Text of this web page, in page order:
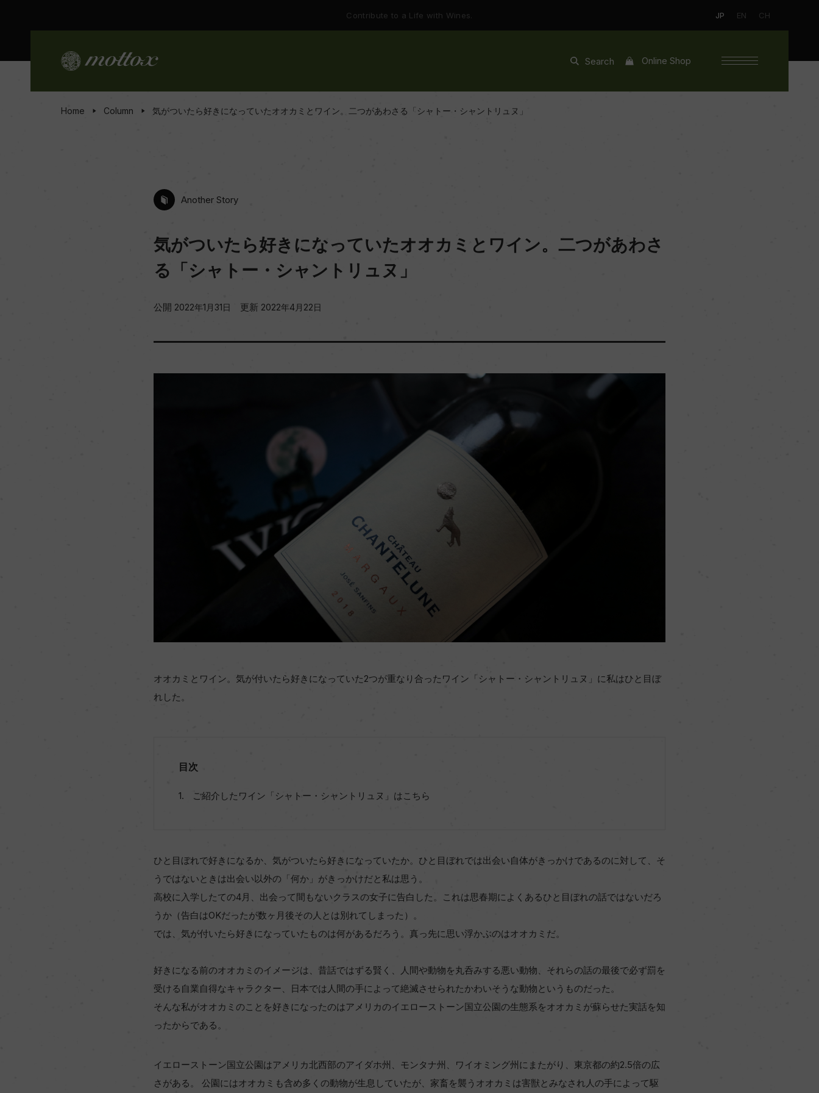
Contribute to a Life with Wines. JP EN CH
Search Online Shop
Home Column 気がついたら好きになっていたオオカミとワイン。二つがあわさる「シャトー・シャントリュヌ」
Another Story
気がついたら好きになっていたオオカミとワイン。二つがあわさ
る「シャトー・シャントリュヌ」
公開 2022年1月31日 更新 2022年4月22日
オオカミとワイン。気が付いたら好きになっていた2つが重なり合ったワイン「シャトー・シャントリュヌ」に私はひと目ぼ
れした。
目次
ご紹介したワイン「シャトー・シャントリュヌ」はこちら
ひと目ぼれで好きになるか、気がついたら好きになっていたか。ひと目ぼれでは出会い自体がきっかけであるのに対して、そ
うではないときは出会い以外の「何か」がきっかけだと私は思う。
高校に入学したての4月、出会って間もないクラスの女子に告白した。これは思春期によくあるひと目ぼれの話ではないだろ
うか（告白はOKだったが数ヶ月後その人とは別れてしまった）。
では、気が付いたら好きになっていたものは何があるだろう。真っ先に思い浮かぶのはオオカミだ。
好きになる前のオオカミのイメージは、昔話ではずる賢く、人間や動物を丸呑みする悪い動物、それらの話の最後で必ず罰を
受ける自業自得なキャラクター、日本では人間の手によって絶滅させられたかわいそうな動物というものだった。
そんな私がオオカミのことを好きになったのはアメリカのイエローストーン国立公園の生態系をオオカミが蘇らせた実話を知
ったからである。
イエローストーン国立公園はアメリカ北西部のアイダホ州、モンタナ州、ワイオミング州にまたがり、東京都の約2.5倍の広
さがある。 公園にはオオカミも含め多くの動物が生息していたが、家畜を襲うオオカミは害獣とみなされ人の手によって駆